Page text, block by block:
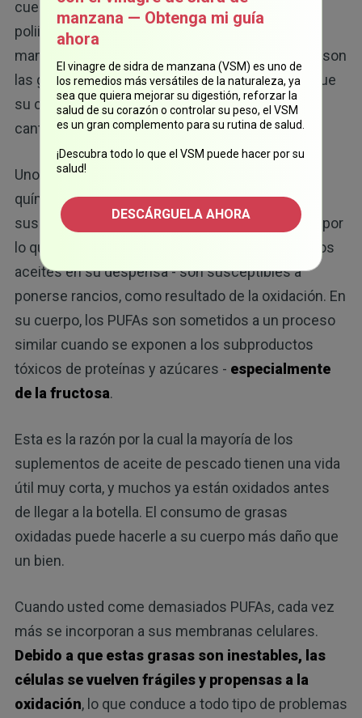
cuerpo requiere más de ellas que de las grasas
poliinsaturadas (que es el caso de todos los
mamíferos). Las principales PUFAs alimentarias son
las grasas omega-6 y las grasas omega-3. Aunque
su cuerpo necesita de éstos, los necesita en
cantidades relativamente pequeñas.
Uno de los problemas con los PUFAs es que son
químicamente muy inestables, y altamente
susceptibles a ser alteradas y desnaturalizadas por
lo que las rodea. Piense en lo que les sucede a los
aceites en su despensa - son susceptibles a
ponerse rancios, como resultado de la oxidación. En
su cuerpo, los PUFAs son sometidos a un proceso
similar cuando se exponen a los subproductos
tóxicos de proteínas y azúcares - especialmente
de la fructosa.
Esta es la razón por la cual la mayoría de los
suplementos de aceite de pescado tienen una vida
útil muy corta, y muchos ya están oxidados antes
de llegar a la botella. El consumo de grasas
oxidadas puede hacerle a su cuerpo más daño que
un bien.
Cuando usted come demasiados PUFAs, cada vez
más se incorporan a sus membranas celulares.
Debido a que estas grasas son inestables, las
células se vuelven frágiles y propensas a la
oxidación, lo que conduce a todo tipo de problemas
manzana — Obtenga mi guía
ahora
El vinagre de sidra de manzana (VSM) es uno de
los remedios más versátiles de la naturaleza, ya
sea que quiera mejorar su digestión, reforzar la
salud de su corazón o controlar su peso, el VSM
es un gran complemento para su rutina de salud.
¡Descubra todo lo que el VSM puede hacer por su
salud!
DESCÁRGUELA AHORA